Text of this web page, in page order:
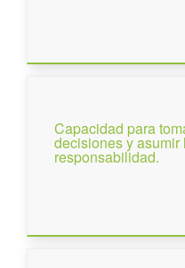
Capacidad para
decisiones y asumir
responsabilidad.